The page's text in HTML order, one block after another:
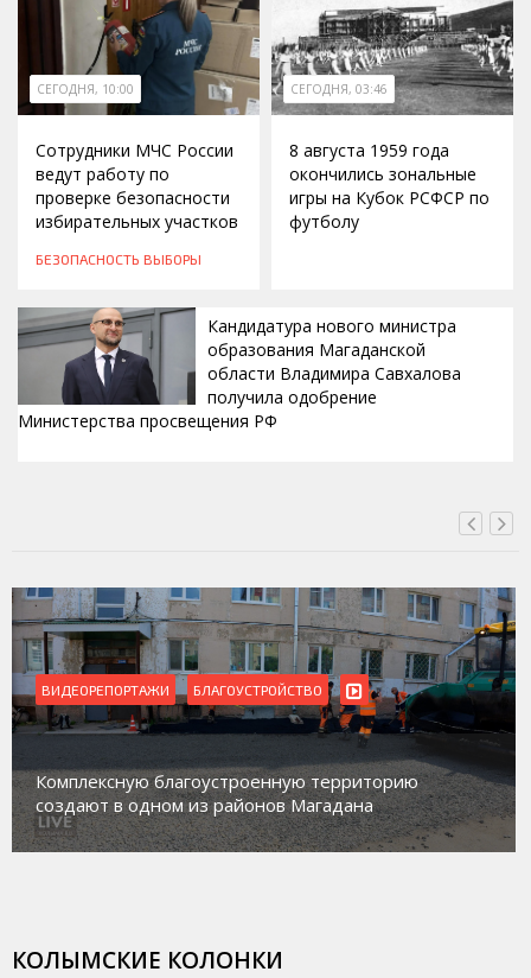
СЕГОДНЯ, 10:00
Сотрудники МЧС России
ведут работу по
проверке безопасности
избирательных участков
БЕЗОПАСНОСТЬ ВЫБОРЫ
СЕГОДНЯ, 03:46
8 августа 1959 года
окончились зональные
игры на Кубок РСФСР по
футболу
Кандидатура нового министра
образования Магаданской
области Владимира Савхалова
получила одобрение
Министерства просвещения РФ
ВИДЕОРЕПОРТАЖИ
Магадан присоединился к пилотному проекту по
работе с несовершеннолетними из групп
социального риска «Переправа»
КОЛЫМСКИЕ КОЛОНКИ